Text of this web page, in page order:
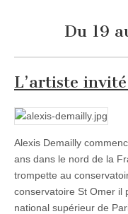
Du 19
L’artiste
Alexis Demailly
ans dans le nord de la
trompette au
conservatoire St Omer il
national supérieur de